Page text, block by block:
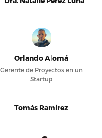
Orlando Alomá
Gerente de Proyectos en un
Startup
Tomás Ramírez